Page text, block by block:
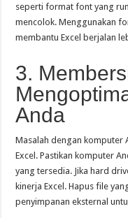
seperti format font yang
mencolok. Menggunakan
membantu Excel berjalan
3.
Anda
Masalah dengan komputer
Excel. Pastikan komputer
yang tersedia. Jika hard
kinerja Excel. Hapus file
penyimpanan eksternal